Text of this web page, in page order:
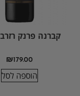
קברנה פרנק רזרב 2022
₪179.00
הוספה לסל